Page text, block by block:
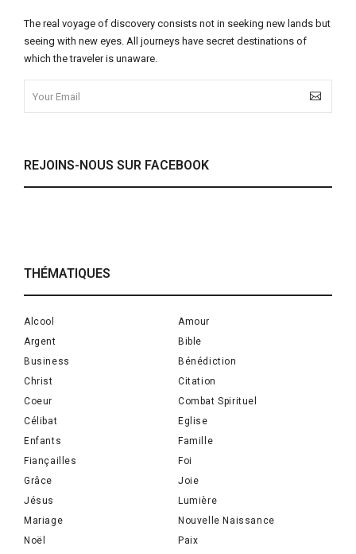
The real voyage of discovery consists not in seeking new lands but
seeing with new eyes. All journeys have secret destinations of
which the traveler is unaware.
REJOINS-NOUS SUR FACEBOOK
THÉMATIQUES
Alcool
Amour
Argent
Bible
Business
Bénédiction
Christ
Citation
Coeur
Combat Spirituel
Célibat
Eglise
Enfants
Famille
Fiançailles
Foi
Grâce
Joie
Jésus
Lumière
Mariage
Nouvelle Naissance
Noël
Paix